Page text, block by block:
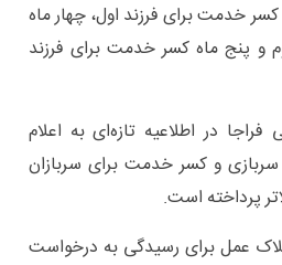
خدمت برای فرزند اول، چهار ماه
و پنج ماه کسر خدمت برای فرزند
در اطلاعیه تازه‌ای به اعلام
و کسر خدمت برای سربازان
پرداخته است.
عمل برای رسیدگی به درخواست